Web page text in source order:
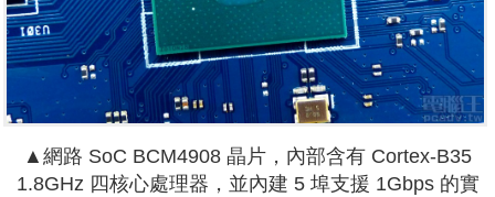
▲網路 SoC BCM4908 晶片，內部含有 Cortex-B35
1.8GHz 四核心處理器，並內建 5 埠支援 1Gbps 的實